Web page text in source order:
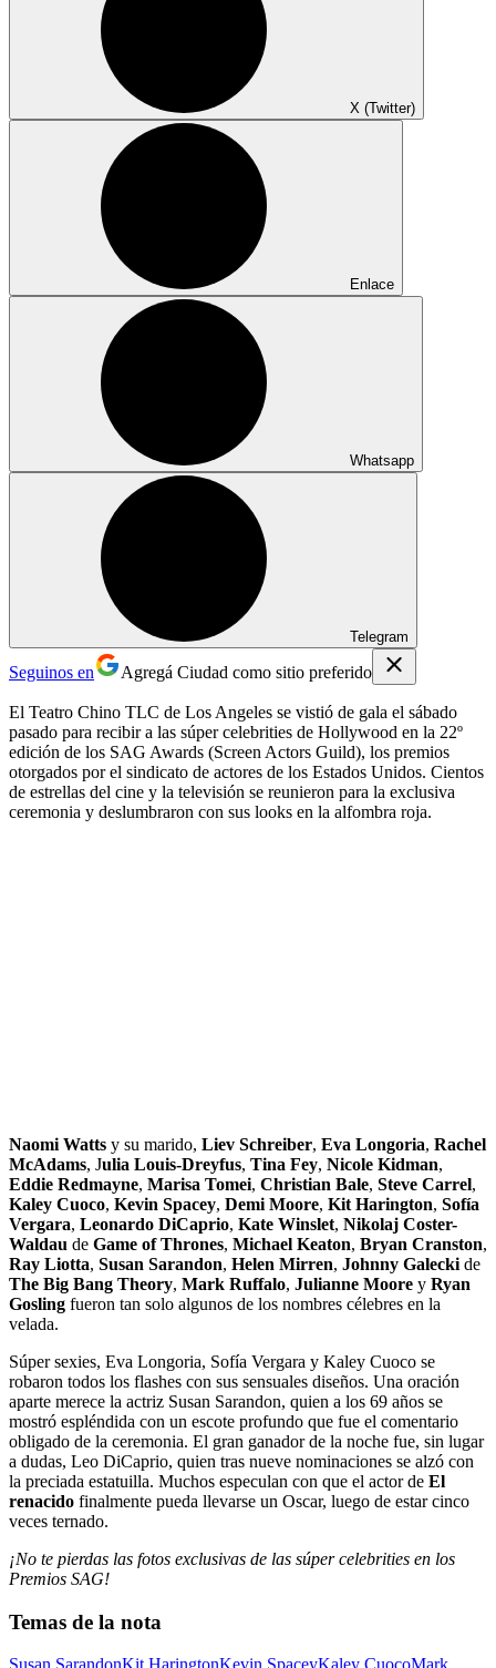
X (Twitter)
Enlace
Whatsapp
Telegram
Seguinos en Agregá Ciudad como sitio preferido
El Teatro Chino TLC de Los Angeles se vistió de gala el sábado
pasado para recibir a las súper celebrities de Hollywood en la 22º
edición de los SAG Awards (Screen Actors Guild), los premios
otorgados por el sindicato de actores de los Estados Unidos. Cientos
de estrellas del cine y la televisión se reunieron para la exclusiva
ceremonia y deslumbraron con sus looks en la alfombra roja.
Naomi Watts y su marido, Liev Schreiber, Eva Longoria, Rachel
McAdams, Julia Louis-Dreyfus, Tina Fey, Nicole Kidman,
Eddie Redmayne, Marisa Tomei, Christian Bale, Steve Carrel,
Kaley Cuoco, Kevin Spacey, Demi Moore, Kit Harington, Sofía
Vergara, Leonardo DiCaprio, Kate Winslet, Nikolaj Coster-
Waldau de Game of Thrones, Michael Keaton, Bryan Cranston,
Ray Liotta, Susan Sarandon, Helen Mirren, Johnny Galecki de
The Big Bang Theory, Mark Ruffalo, Julianne Moore y Ryan
Gosling fueron tan solo algunos de los nombres célebres en la
velada.
Súper sexies, Eva Longoria, Sofía Vergara y Kaley Cuoco se
robaron todos los flashes con sus sensuales diseños. Una oración
aparte merece la actriz Susan Sarandon, quien a los 69 años se
mostró espléndida con un escote profundo que fue el comentario
obligado de la ceremonia. El gran ganador de la noche fue, sin lugar
a dudas, Leo DiCaprio, quien tras nueve nominaciones se alzó con
la preciada estatuilla. Muchos especulan con que el actor de El
renacido finalmente pueda llevarse un Oscar, luego de estar cinco
veces ternado.
¡No te pierdas las fotos exclusivas de las súper celebrities en los
Premios SAG!
Temas de la nota